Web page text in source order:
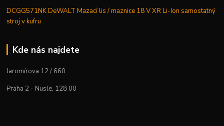
DCGG571NK DeWALT Mazací lis / maznice 18 V XR Li-Ion samostatný
stroj v kufru
Kde nás najdete
Jaromírova 12 / 660
Praha 2 - Nusle, 128 00